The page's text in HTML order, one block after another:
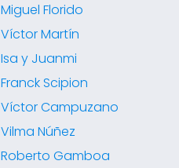
Miguel Florido
Víctor Martín
Isa y Juanmi
Franck Scipion
Víctor Campuzano
Vilma Núñez
Roberto Gamboa